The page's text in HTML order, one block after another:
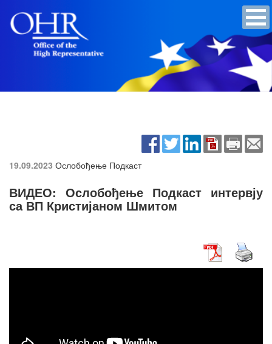
19.09.2023 Ослобођење Подкаст
ВИДЕО: Ослобођење Подкаст интервју
са ВП Кристијаном Шмитом